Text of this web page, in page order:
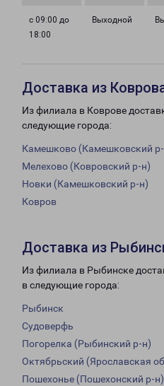
с 09:00 до
18:00
Выходной
Доставка из
Из филиала в Коврове
следующие города:
Камешково (Камешковский
Мелехово (Ковровский р-н)
Новки (Камешковский р-н)
Ковров
Доставка из
Из филиала в Рыбинске
в следующие города:
Рыбинск
Судоверфь
Погорелка (Рыбинский р-н)
Октябрьский (Ярославская
Пошехонье (Пошехонский р-н)